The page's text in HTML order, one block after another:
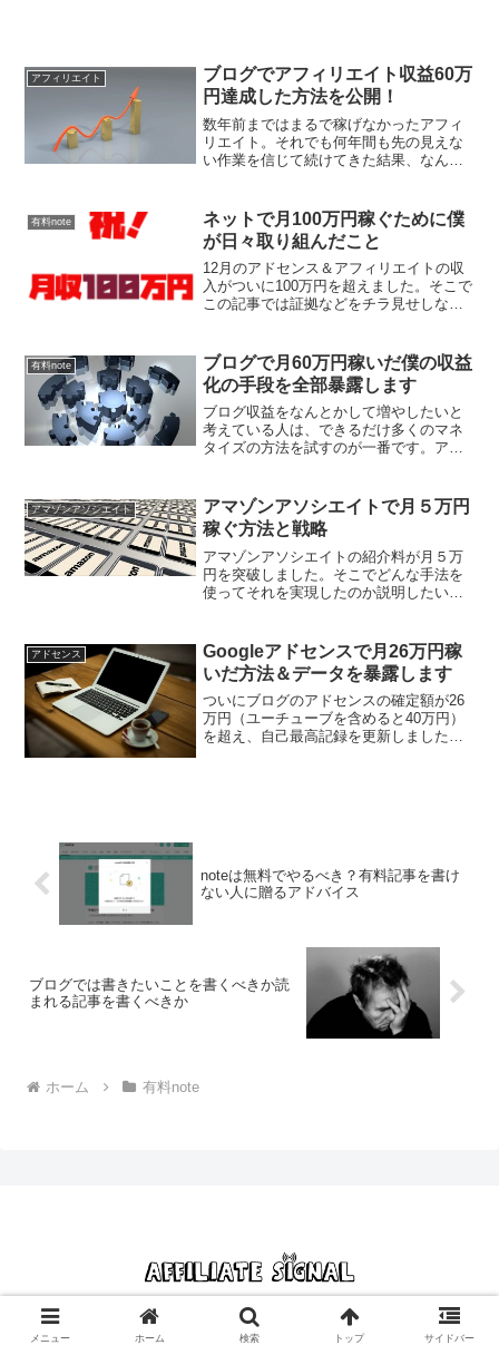
選びは誰もが悩む...
アフィリエイト
ブログでアフィリエイト収益60万
円達成した方法を公開！
数年前まではまるで稼げなかったアフィ
リエイト。それでも何年間も先の見えな
い作業を信じて続けてきた結果、なんと
件や実際にこれだけ稼ぐためにやってき
たことなどを紹介したい...
有料note
ネットで月100万円稼ぐために僕
が日々取り組んだこと
12月のアドセンス＆アフィリエイトの収
入がついに100万円を超えました。そこで
この記事では証拠などをチラ見せしなが
ス収入が爆増今回月100万円を到達するに
至ったのは...
有料note
ブログで月60万円稼いだ僕の収益
化の手段を全部暴露します
ブログ収益をなんとかして増やしたいと
考えている人は、できるだけ多くのマネ
タイズの方法を試すのが一番です。アド
く、視野を広げてみましょう。そこで僕
のブログから実際に安定して...
アマゾンアソシエイト
アマゾンアソシエイトで月５万円
稼ぐ方法と戦略
アマゾンアソシエイトの紹介料が月５万
円を突破しました。そこでどんな手法を
使ってそれを実現したのか説明したいと
アドセンス
Googleアドセンスで月26万円稼
いだ方法＆データを暴露します
ついにブログのアドセンスの確定額が26
万円（ユーチューブを含めると40万円）
を超え、自己最高記録を更新しました。
noteは無料でやるべき？有料記事を書け
ない人に贈るアドバイス
ブログでは書きたいことを書くべきか読
まれる記事を書くべきか
ホーム 有料note
© 2013 アフィリエイトシグナル｜初心者の副業脱出プロジェクト.
メニュー ホーム 検索 トップ サイドバー